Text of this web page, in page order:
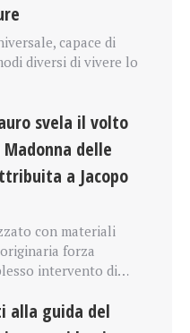
capace di
diversi di vivere lo
svela il volto
delle
a Jacopo
con materiali
forza
intervento di…
alla guida del